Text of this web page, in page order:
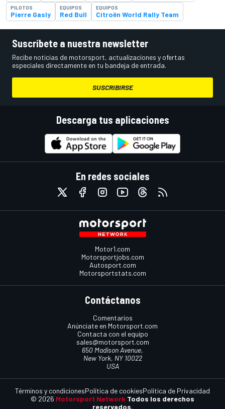
PILOTOS
Pierre Gasly
EQUIPOS
Red Bull
EQUIPOS
Citroën World Rally Team
Suscríbete a nuestra newsletter
Recibe noticias de motorsport, actualizaciones y ofertas
especiales directamente en tu bandeja de entrada.
SUSCRIBIRSE
Descarga tus aplicaciones
En redes sociales
Motor1.com
Motorsportjobs.com
Autosport.com
Motorsportstats.com
Contáctanos
Comentarios
Anúnciate en Motorsport.com
Contacta con el equipo
sales@motorsport.com
650 Madison Avenue,
New York, NY 10022
USA
© 2026 Motorsport Network Todos los derechos
reservados.
Términos y condicionesPolítica de cookiesPolítica de Privacidad